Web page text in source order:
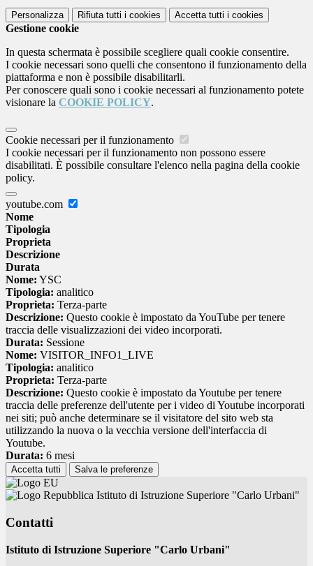
Personalizza Rifiuta tutti i cookies Accetta tutti i cookies
Gestione cookie
In questa schermata è possibile scegliere quali cookie consentire.
I cookie necessari sono quelli che consentono il funzionamento della
piattaforma e non è possibile disabilitarli.
Per conoscere quali sono i cookie necessari al funzionamento potete
visionare la COOKIE POLICY.
Cookie necessari per il funzionamento
I cookie necessari per il funzionamento non possono essere
disabilitati. È possibile consultare l'elenco nella pagina della cookie
policy.
youtube.com
Nome
Tipologia
Proprieta
Descrizione
Durata
Nome: YSC
Tipologia: analitico
Proprieta: Terza-parte
Descrizione: Questo cookie è impostato da YouTube per tenere
traccia delle visualizzazioni dei video incorporati.
Durata: Sessione
Nome: VISITOR_INFO1_LIVE
Tipologia: analitico
Proprieta: Terza-parte
Descrizione: Questo cookie è impostato da Youtube per tenere
traccia delle preferenze dell'utente per i video di Youtube incorporati
nei siti; può anche determinare se il visitatore del sito web sta
utilizzando la nuova o la vecchia versione dell'interfaccia di
Youtube.
Durata: 6 mesi
Accetta tutti Salva le preferenze
Istituto di Istruzione Superiore "Carlo Urbani"
Contatti
Istituto di Istruzione Superiore "Carlo Urbani"